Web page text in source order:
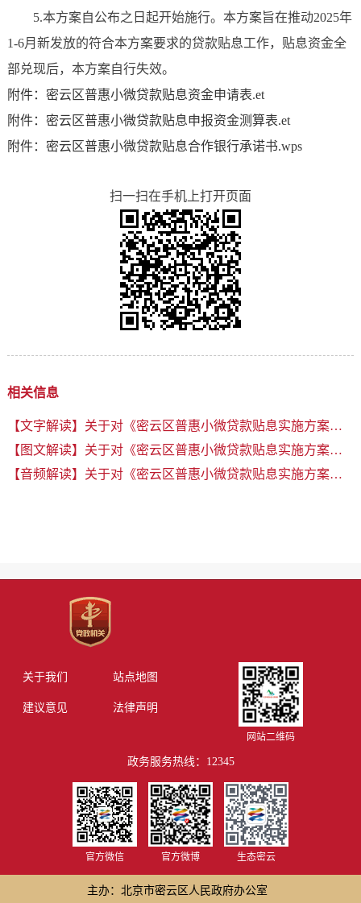
5.本方案自公布之日起开始施行。本方案旨在推动2025年
1-6月新发放的符合本方案要求的贷款贴息工作，贴息资金全
部兑现后，本方案自行失效。
附件：密云区普惠小微贷款贴息资金申请表.et
附件：密云区普惠小微贷款贴息申报资金测算表.et
附件：密云区普惠小微贷款贴息合作银行承诺书.wps
扫一扫在手机上打开页面
相关信息
【文字解读】关于对《密云区普惠小微贷款贴息实施方案》的解读
【图文解读】关于对《密云区普惠小微贷款贴息实施方案》的解读
【音频解读】关于对《密云区普惠小微贷款贴息实施方案》的解读
关于我们 站点地图
建议意见 法律声明
网站二维码
政务服务热线：12345
官方微信 官方微博 生态密云
主办：北京市密云区人民政府办公室